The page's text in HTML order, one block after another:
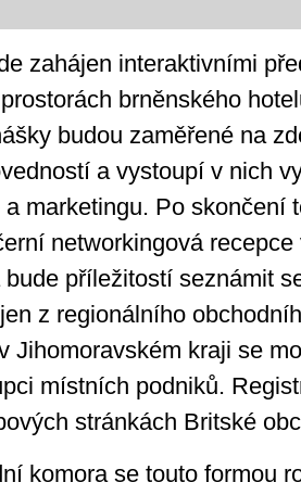
zahájen interaktivními
brněnského
budou zaměřené na
a vystoupí v nich
marketingu. Po skončení
networkingová
bude příležitostí seznámit
z regionálního
Jihomoravském kraji se
místních podniků.
stránkách Britské
komora se touto formou